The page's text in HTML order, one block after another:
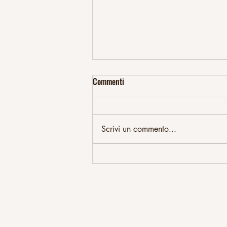
CANNABIS IN GRAVIDANZA
Commenti
Scrivi un commento...